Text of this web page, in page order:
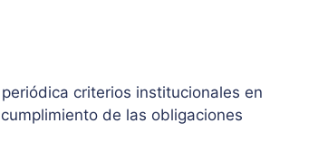
criterios institucionales en
de las obligaciones